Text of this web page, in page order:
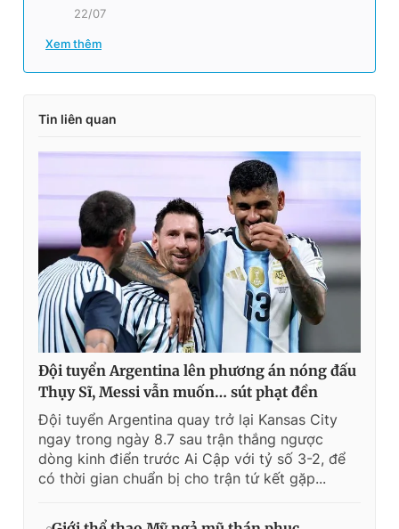
22/07
Xem thêm
Tin liên quan
Đội tuyển Argentina lên phương án nóng đấu
Thụy Sĩ, Messi vẫn muốn… sút phạt đền
Đội tuyển Argentina quay trở lại Kansas City
ngay trong ngày 8.7 sau trận thắng ngược
dòng kinh điển trước Ai Cập với tỷ số 3-2, để
có thời gian chuẩn bị cho trận tứ kết gặp...